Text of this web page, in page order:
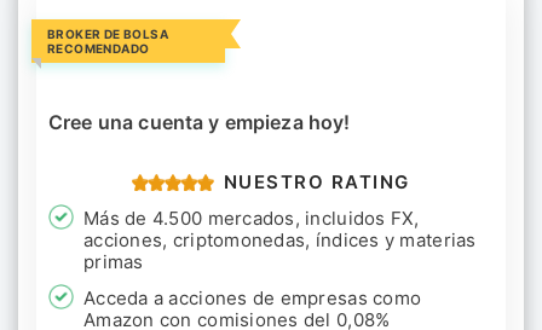
BROKER DE BOLSA
RECOMENDADO
Cree una cuenta y empieza hoy!
NUESTRO RATING
Más de 4.500 mercados, incluidos FX,
acciones, criptomonedas, índices y materias
primas
Acceda a acciones de empresas como
Amazon con comisiones del 0,08%